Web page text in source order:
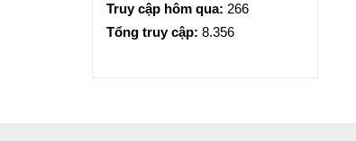
Truy cập hôm qua: 266
Tổng truy cập: 8.356